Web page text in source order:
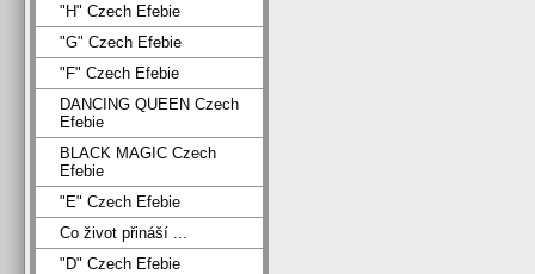
"H" Czech Efebie
"G" Czech Efebie
"F" Czech Efebie
DANCING QUEEN Czech
Efebie
BLACK MAGIC Czech
Efebie
"E" Czech Efebie
Co život přináší ...
"D" Czech Efebie